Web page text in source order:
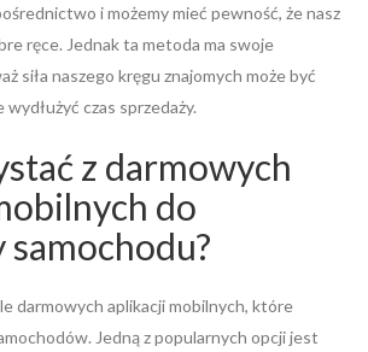
i możemy mieć pewność, że nasz
ręce. Jednak ta metoda ma swoje
siła naszego kręgu znajomych może być
czas sprzedaży.
z darmowych
do
samochodu?
darmowych aplikacji mobilnych, które
Jedną z popularnych opcji jest